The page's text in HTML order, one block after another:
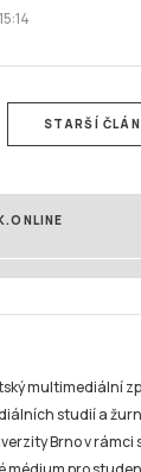
STARŠÍ
multimediální
studií a
Brno v